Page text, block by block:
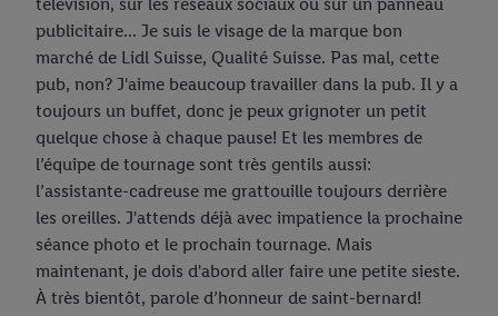
publicitaire... Je suis le visage de la marque bon
marché de Lidl Suisse, Qualité Suisse. Pas mal, cette
pub, non? J'aime beaucoup travailler dans la pub. Il y a
toujours un buffet, donc je peux grignoter un petit
quelque chose à chaque pause! Et les membres de
l’équipe de tournage sont très gentils aussi:
l’assistante-cadreuse me grattouille toujours derrière
les oreilles. J'attends déjà avec impatience la prochaine
séance photo et le prochain tournage. Mais
maintenant, je dois d'abord aller faire une petite sieste.
À très bientôt, parole d’honneur de saint-bernard!